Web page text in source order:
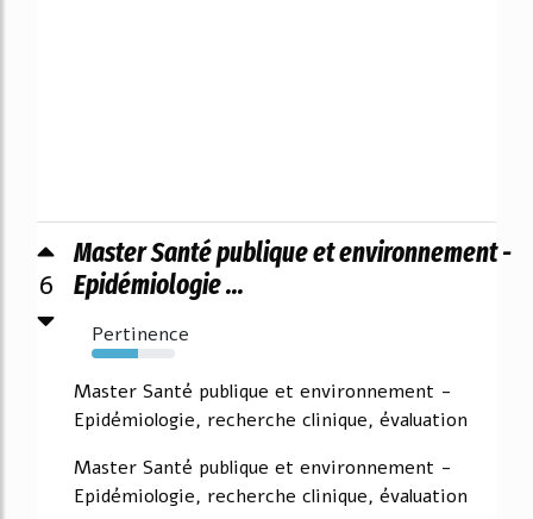
6
Master Santé publique et environnement -
Epidémiologie ...
Pertinence
56%
Master Santé publique et environnement -
Epidémiologie, recherche clinique, évaluation
Master Santé publique et environnement -
Epidémiologie, recherche clinique, évaluation